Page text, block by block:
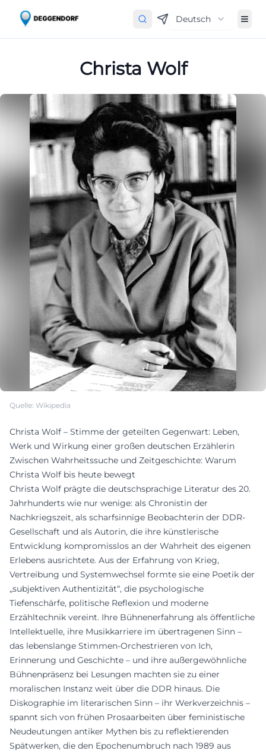
Deutsch
Christa Wolf
Quelle: Wikipedia
Christa Wolf – Stimme der geteilten Gegenwart: Leben,
Werk und Wirkung einer großen deutschen Erzählerin
Zwischen Wahrheitssuche und Zeitgeschichte: Warum
Christa Wolf bis heute bewegt
Christa Wolf prägte die deutschsprachige Literatur des 20.
Jahrhunderts wie nur wenige: als Chronistin der
Nachkriegszeit, als scharfsinnige Beobachterin der DDR-
Gesellschaft und als Autorin, die ihre künstlerische
Entwicklung kompromisslos an der Wahrheit des eigenen
Erlebens ausrichtete. Aus der Erfahrung von Krieg,
Vertreibung und Systemwechsel formte sie eine Poetik der
„subjektiven Authentizität“, die psychologische
Tiefenschärfe, politische Reflexion und moderne
Erzähltechnik vereint. Ihre Bühnenerfahrung als öffentliche
Intellektuelle, ihre Musikkarriere im übertragenen Sinn –
das lebenslange Stimmen-Orchestrieren von Ich,
Erinnerung und Geschichte – und ihre außergewöhnliche
Bühnenpräsenz bei Lesungen machten sie zu einer
moralischen Instanz weit über die DDR hinaus. Die
Diskographie im literarischen Sinn – ihr Werkverzeichnis –
spannt sich von frühen Prosaarbeiten über feministische
Neudeutungen antiker Mythen bis zu reflektierenden
Spätwerken, die den Epochenumbruch nach 1989 aus